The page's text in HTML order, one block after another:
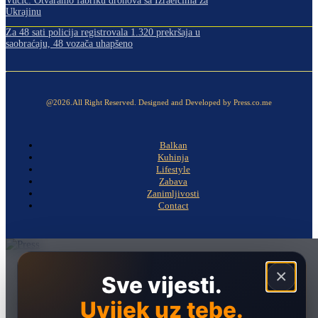
Ukrajinu
Za 48 sati policija registrovala 1.320 prekršaja u
saobraćaju, 48 vozača uhapšeno
@2026.All Right Reserved. Designed and Developed by Press.co.me
Balkan
Kuhinja
Lifestyle
Zabava
Zanimljivosti
Contact
×
Sve vijesti.
Uvijek uz tebe.